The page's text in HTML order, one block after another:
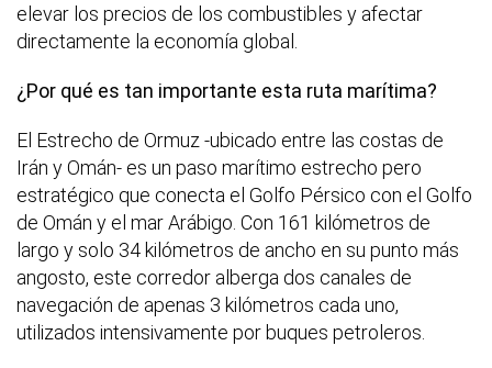
elevar los precios de los combustibles y afectar
directamente la economía global.
¿Por qué es tan importante esta ruta marítima?
El Estrecho de Ormuz -ubicado entre las costas de
Irán y Omán- es un paso marítimo estrecho pero
estratégico que conecta el Golfo Pérsico con el Golfo
de Omán y el mar Arábigo. Con 161 kilómetros de
largo y solo 34 kilómetros de ancho en su punto más
angosto, este corredor alberga dos canales de
navegación de apenas 3 kilómetros cada uno,
utilizados intensivamente por buques petroleros.